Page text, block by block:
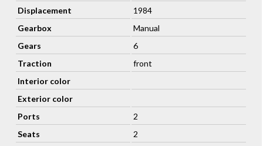
Displacement
1984
Gearbox
Manual
Gears
6
Traction
front
Interior color
Exterior color
Ports
2
Seats
2